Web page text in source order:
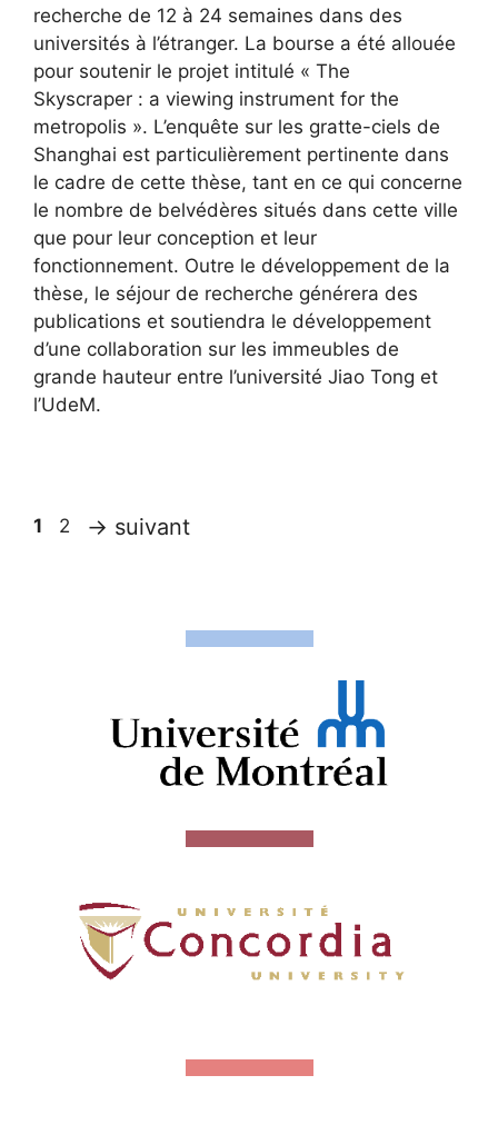
recherche de 12 à 24 semaines dans des
universités à l’étranger. La bourse a été allouée
pour soutenir le projet intitulé « The
Skyscraper : a viewing instrument for the
metropolis ». L’enquête sur les gratte-ciels de
Shanghai est particulièrement pertinente dans
le cadre de cette thèse, tant en ce qui concerne
le nombre de belvédères situés dans cette ville
que pour leur conception et leur
fonctionnement. Outre le développement de la
thèse, le séjour de recherche générera des
publications et soutiendra le développement
d’une collaboration sur les immeubles de
grande hauteur entre l’université Jiao Tong et
l’UdeM.
Page
1 Page
2 → suivant